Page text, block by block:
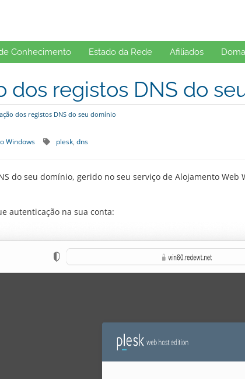
Conhecimento Estado da Rede Afiliados
dos registos DNS do
dos registos DNS do seu domínio
Windows plesk dns
do seu domínio, gerido no seu serviço de Alojamento
autenticação na sua conta: